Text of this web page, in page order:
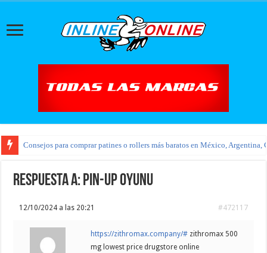
Consejos para comprar patines o rollers más baratos en México, Argentina,
Respuesta a: pin-up oyunu
12/10/2024 a las 20:21 #472117
https://zithromax.company/# zithromax 500
mg lowest price drugstore online